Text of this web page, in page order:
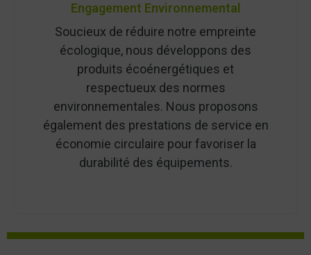
Engagement Environnemental
Soucieux de réduire notre empreinte
écologique, nous développons des
produits écoénergétiques et
respectueux des normes
environnementales. Nous proposons
également des prestations de service en
économie circulaire pour favoriser la
durabilité des équipements.